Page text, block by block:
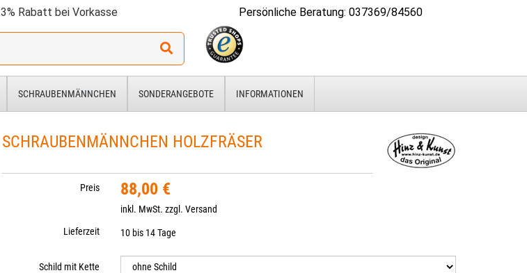
3% Rabatt bei Vorkasse Persönliche Beratung: 037369/84560
SCHRAUBENMÄNNCHEN SONDERANGEBOTE INFORMATIONEN
SCHRAUBENMÄNNCHEN HOLZFRÄSER
Preis 88,00 €
inkl. MwSt. zzgl.Versand
Lieferzeit
10 bis 14 Tage
Schild mit Kette